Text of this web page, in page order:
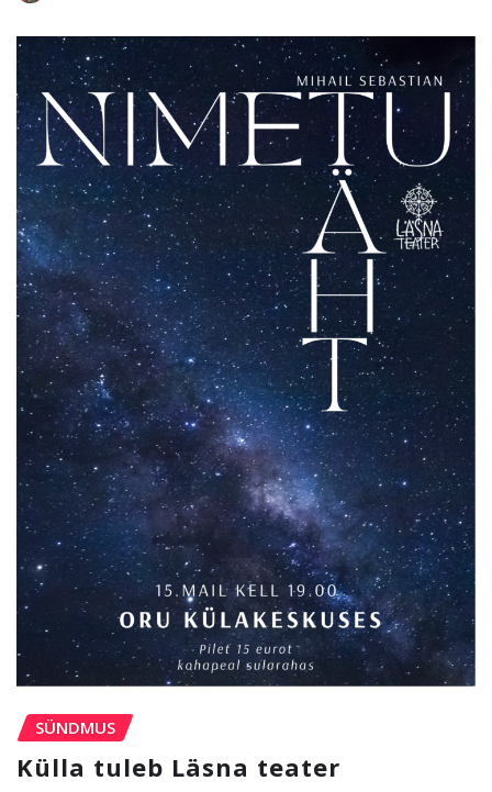
SÜNDMUS
Külla tuleb Läsna teater